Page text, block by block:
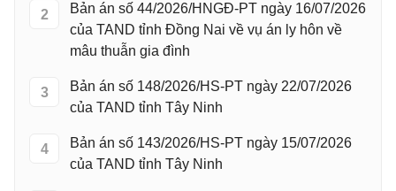
2
Bản án số 44/2026/HNGĐ-PT ngày 16/07/2026
của TAND tỉnh Đồng Nai về vụ án ly hôn về
mâu thuẫn gia đình
3
Bản án số 148/2026/HS-PT ngày 22/07/2026
của TAND tỉnh Tây Ninh
4
Bản án số 143/2026/HS-PT ngày 15/07/2026
của TAND tỉnh Tây Ninh